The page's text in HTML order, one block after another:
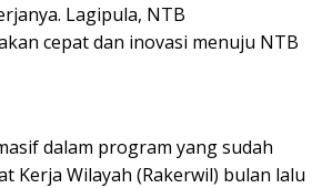
Lagipula, NTB
cepat dan inovasi menuju NTB
dalam program yang sudah
Kerja Wilayah (Rakerwil) bulan lalu